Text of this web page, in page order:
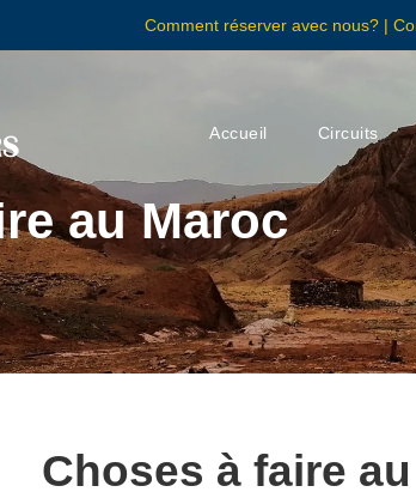
Comment réserver avec nous? |
Accueil Circuits
au Maroc
Choses à faire